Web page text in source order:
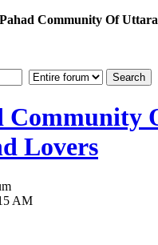
Community Of
Community
Lovers
AM